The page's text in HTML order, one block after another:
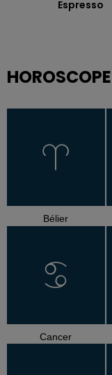
Espresso
HOROSCOPE
Bélier
Cancer